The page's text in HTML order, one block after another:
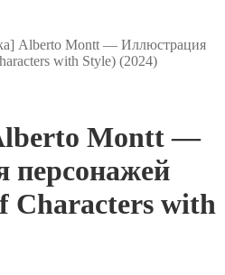
Alberto Montt ― Иллюстрация
with Style) (2024)
Montt ―
персонажей
Characters with